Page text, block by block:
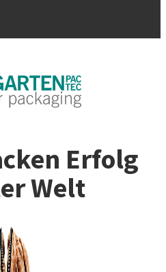
Erfolg
Welt